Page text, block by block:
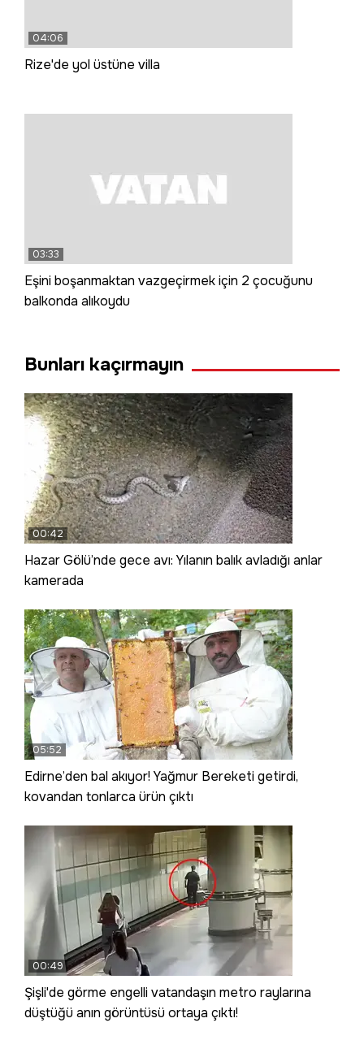
04:06
Rize'de yol üstüne villa
03:33
Eşini boşanmaktan vazgeçirmek için 2 çocuğunu
balkonda alıkoydu
Bunları kaçırmayın
00:42
Hazar Gölü’nde gece avı: Yılanın balık avladığı anlar
kamerada
05:52
Edirne’den bal akıyor! Yağmur Bereketi getirdi,
kovandan tonlarca ürün çıktı
00:49
Şişli'de görme engelli vatandaşın metro raylarına
düştüğü anın görüntüsü ortaya çıktı!